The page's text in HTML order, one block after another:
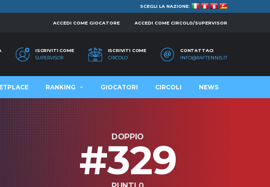
SCEGLI LA NAZIONE:
ACCEDI COME GIOCATORE ACCEDI COME CIRCOLO/SUPERVISOR
ISCRIVITI COME
SUPERVISOR
ISCRIVITI COME
CIRCOLO
CONTATTACI
INFO@RAFTENNIS.IT
RANKING GIOCATORI CIRCOLI NEWS
DOPPIO
#329